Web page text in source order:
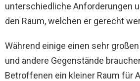
unterschiedliche Anforderungen
den Raum, welchen er gerecht
Während einige einen sehr
und andere Gegenstände
Betroffenen ein kleiner Raum für